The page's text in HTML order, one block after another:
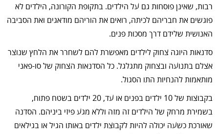
רבות, שאינן פוסחות גם על הילדים. בתקופת הקורונה, הילדים לא
פוגשים את חבריהם לכיתה, רואים את הוריהם מודאגים ואת הסביבה
האנושית שלידם דרך מסכות פנים.
סדנאות היוגה צחוק לילדים מאפשרת להם לשחרר את הלחץ שנוצר
אצלם בתנועה ובצחוק מתגלגל. כל הסדנאות הצחוק של סו-פאני
מותאמות להנחיות התו הסגול.
בקבוצות של 10 ילדים בפנים או עד, 20 ילדים בשטח פתוח,
בשמירת מרחק של הילדים זה מזה וללא מגע פיזי ביניהם. הסדנה
שאורכת כשעה יכולה להיות לקבוצת ילדים באותו הגיל או בגילאים